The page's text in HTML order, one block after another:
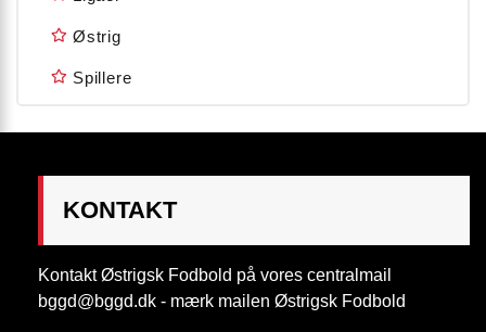
Østrig
Spillere
KONTAKT
Kontakt Østrigsk Fodbold på vores centralmail
bggd@bggd.dk - mærk mailen Østrigsk Fodbold